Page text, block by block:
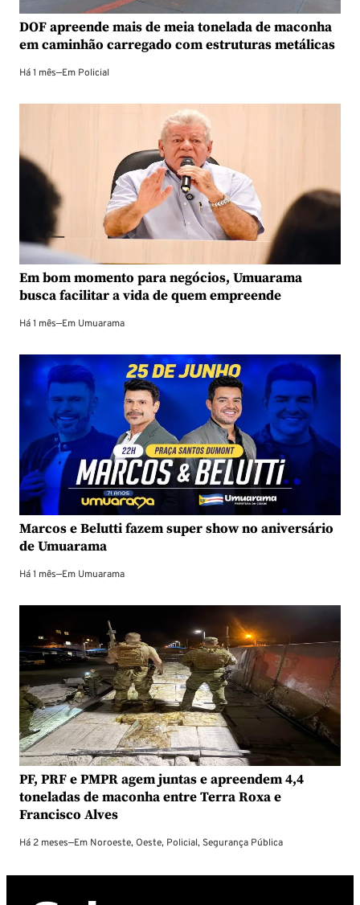
DOF apreende mais de meia tonelada de maconha
em caminhão carregado com estruturas metálicas
Há 1 mês—Em Policial
Em bom momento para negócios, Umuarama
busca facilitar a vida de quem empreende
Há 1 mês—Em Umuarama
Marcos e Belutti fazem super show no aniversário
de Umuarama
Há 1 mês—Em Umuarama
PF, PRF e PMPR agem juntas e apreendem 4,4
toneladas de maconha entre Terra Roxa e
Francisco Alves
Há 2 meses—Em Noroeste,Oeste, Policial, Segurança Pública